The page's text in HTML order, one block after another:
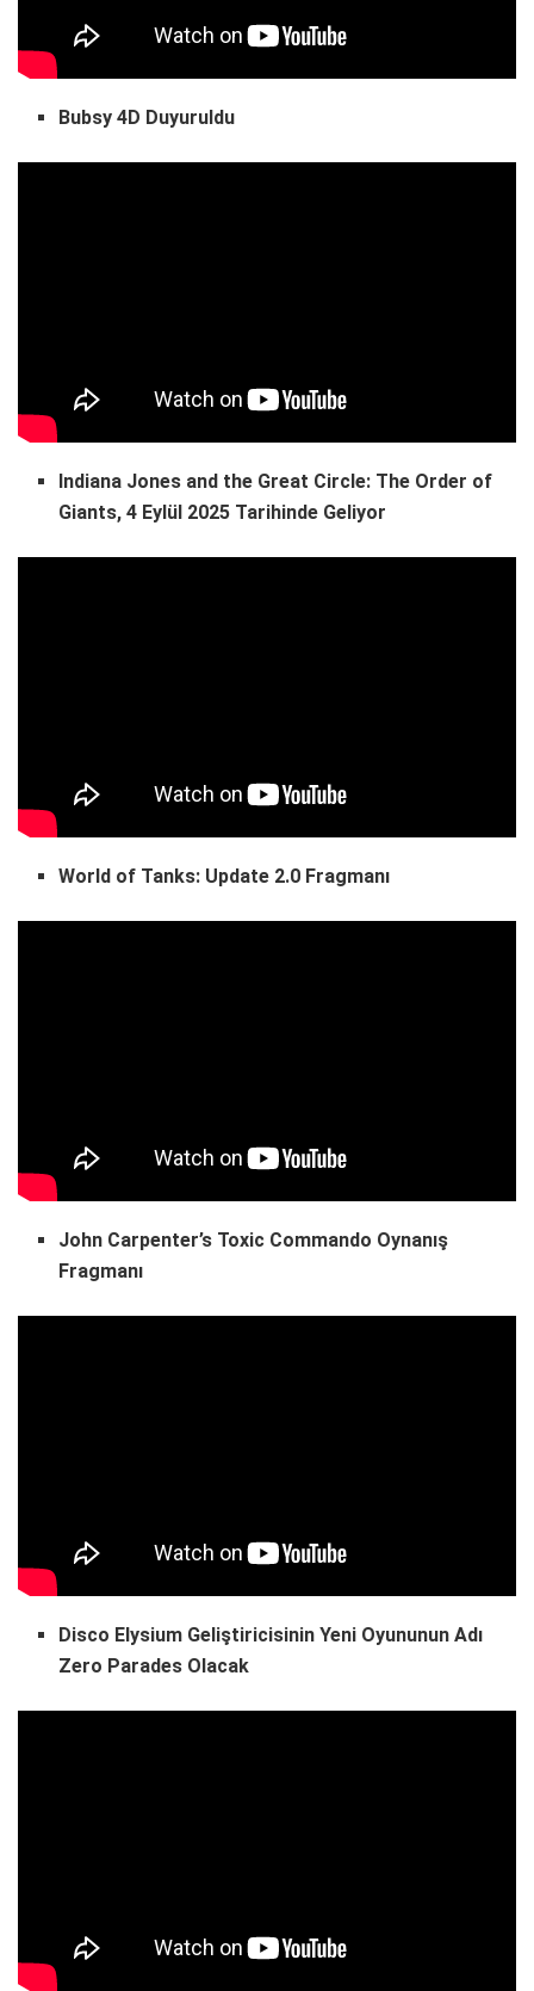
Bubsy 4D Duyuruldu
Indiana Jones and the Great Circle: The Order of
Giants, 4 Eylül 2025 Tarihinde Geliyor
World of Tanks: Update 2.0 Fragmanı
John Carpenter’s Toxic Commando Oynanış
Fragmanı
Disco Elysium Geliştiricisinin Yeni Oyununun Adı
Zero Parades Olacak